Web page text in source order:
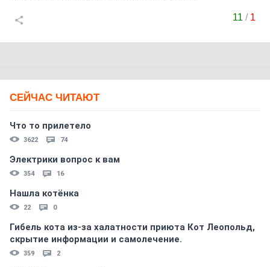
11 / 1
СЕЙЧАС ЧИТАЮТ
Что то прилетело
3622 74
Электрики вопрос к вам
354 16
Нашла котёнка
22 0
Гибель кота из-за халатности приюта Кот Леопольд,
скрытиe информации и самолечение.
359 2